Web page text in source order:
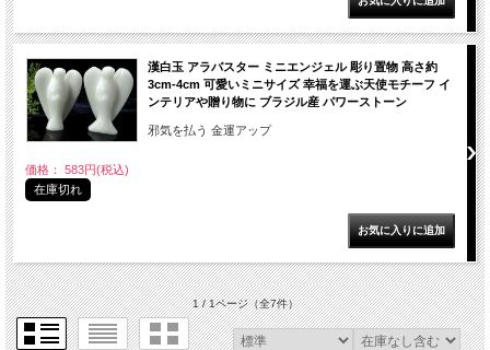
漢白玉 アラバスター ミニエンジェル 彫り置物 高さ約
3cm-4cm 可愛いミニサイズ 幸福を運ぶ天使モチーフ イ
ンテリアや贈り物に ブラジル産 パワーストーン
邪気を払う 金運アップ
価格： 583円(税込)
在庫切れ
1 / 1ページ（全7件）